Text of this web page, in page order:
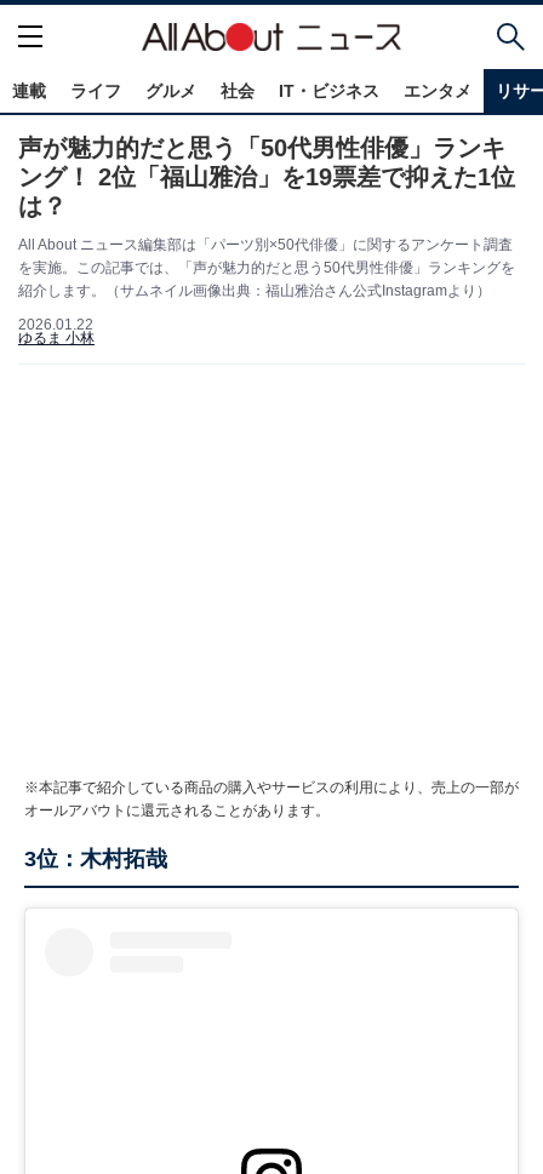
連載 ライフ グルメ 社会 IT・ビジネス エンタメ リサ
声が魅力的だと思う「50代男性俳優」ランキ
ング！ 2位「福山雅治」を19票差で抑えた1位
は？
All About ニュース編集部は「パーツ別×50代俳優」に関するアンケート調査
を実施。この記事では、「声が魅力的だと思う50代男性俳優」ランキングを
紹介します。（サムネイル画像出典：福山雅治さん公式Instagramより）
2026.01.22
ゆるま 小林
※本記事で紹介している商品の購入やサービスの利用により、売上の一部が
オールアバウトに還元されることがあります。
3位：木村拓哉